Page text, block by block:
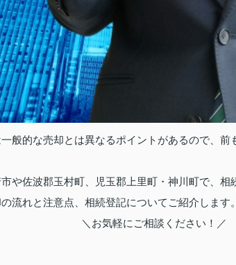
般的な売却とは異なるポイントがあるので、
や佐波郡玉村町、児玉郡上里町・神川町で、
流れと注意点、相続登記についてご紹介します。
＼お気軽にご相談ください！／